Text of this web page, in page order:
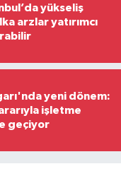
yükseliş
arzlar yatırımcı
yeni dönem:
işletme
geçiyor